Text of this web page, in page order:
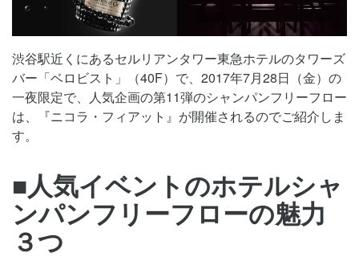
渋谷駅近くにあるセルリアンタワー東急ホテルのタワーズ
バー「ベロビスト」（40F）で、2017年7月28日（金）の
一夜限定で、人気企画の第11弾のシャンパンフリーフロー
は、『ニコラ・フィアット』が開催されるのでご紹介しま
す。
■人気イベントのホテルシャ
ンパンフリーフローの魅力
３つ